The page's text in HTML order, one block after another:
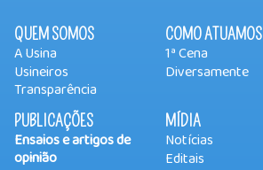
QUEM SOMOS
A Usina
Usineiros
Transparência
COMO ATUAMOS
1ª Cena
Diversamente
PUBLICAÇÕES
Ensaios e artigos de
opinião
MÍDIA
Notícias
Editais